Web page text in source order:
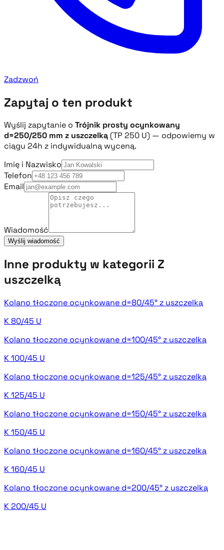
Zadzwoń
Zapytaj o ten produkt
Wyślij zapytanie o Trójnik prosty ocynkowany
d=250/250 mm z uszczelką (TP 250 U) — odpowiemy w
ciągu 24h z indywidualną wyceną.
Imię i Nazwisko
Telefon
Email
Wiadomość
Wyślij wiadomość
Inne produkty w kategorii Z
uszczelką
Kolano tłoczone ocynkowane d=80/45° z uszczelką
K 80/45 U
Kolano tłoczone ocynkowane d=100/45° z uszczelką
K 100/45 U
Kolano tłoczone ocynkowane d=125/45° z uszczelką
K 125/45 U
Kolano tłoczone ocynkowane d=150/45° z uszczelką
K 150/45 U
Kolano tłoczone ocynkowane d=160/45° z uszczelką
K 160/45 U
Kolano tłoczone ocynkowane d=200/45° z uszczelką
K 200/45 U